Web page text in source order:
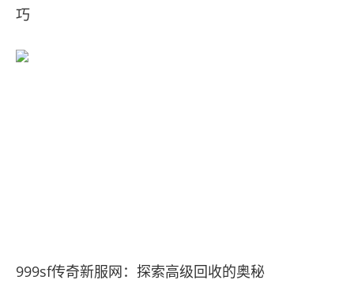
巧
‌999sf传奇新服网：‌探索高级回收的奥秘‌